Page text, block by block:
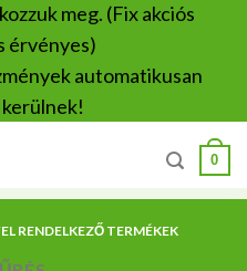
meg. (Fix akciós
érvényes)
automatikusan
0
RENDELKEZŐ TERMÉKEK